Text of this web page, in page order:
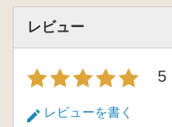
レビュー
5
レビューを書く